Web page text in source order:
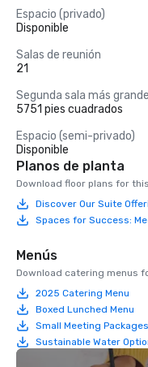
Espacio (privado)
Disponible
Salas de reunión
21
Segunda sala más grande
5751 pies cuadrados
Espacio (semi-privado)
Disponible
Planos de planta
Download floor plans for
Discover Our Suite
Spaces for Success:
Menús
Download catering menus
2025 Catering Menu
Boxed Lunched Menu
Small Meeting Packages
Sustainable Water